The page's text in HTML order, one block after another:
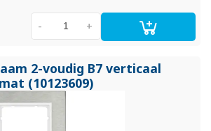
+
-
2-voudig B7 verticaal
(10123609)